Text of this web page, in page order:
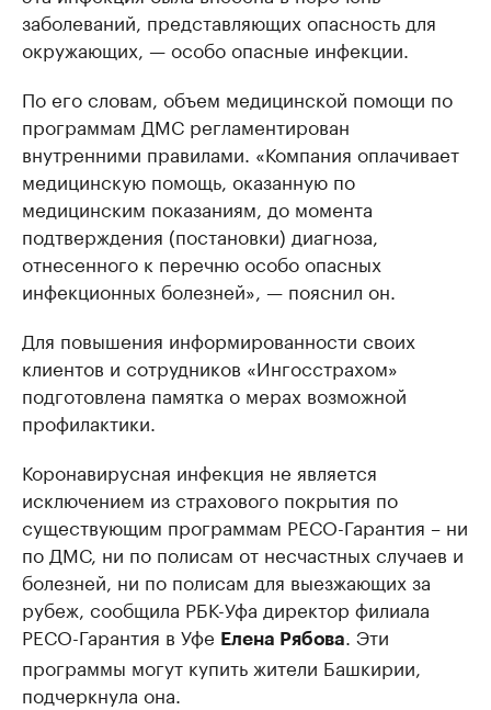
заболеваний, представляющих опасность для
окружающих, — особо опасные инфекции.
По его словам, объем медицинской помощи по
программам ДМС регламентирован
внутренними правилами. «Компания оплачивает
медицинскую помощь, оказанную по
медицинским показаниям, до момента
подтверждения (постановки) диагноза,
отнесенного к перечню особо опасных
инфекционных болезней», — пояснил он.
Для повышения информированности своих
клиентов и сотрудников «Ингосстрахом»
подготовлена памятка о мерах возможной
профилактики.
Коронавирусная инфекция не является
исключением из страхового покрытия по
существующим программам РЕСО-Гарантия – ни
по ДМС, ни по полисам от несчастных случаев и
болезней, ни по полисам для выезжающих за
рубеж, сообщила РБК-Уфа директор филиала
РЕСО-Гарантия в Уфе Елена Рябова. Эти
программы могут купить жители Башкирии,
подчеркнула она.